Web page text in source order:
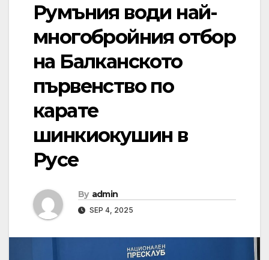
Румъния води най-
многобройния отбор
на Балканското
първенство по
карате
шинкиокушин в
Русе
By admin
SEP 4, 2025